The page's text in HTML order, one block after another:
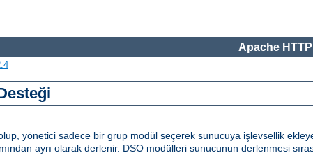
Apache
yönetici sadece bir grup modül seçerek sunucuya işlevsellik
ayrı olarak derlenir. DSO modülleri sunucunun derlenmesi